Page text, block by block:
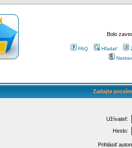
Bolo
FAQ Hľadať
Zadajte
Užívateľ:
Heslo:
Prihlásiť